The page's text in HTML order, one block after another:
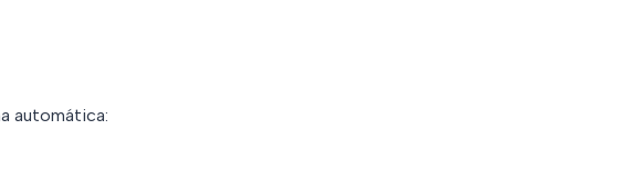
automática: